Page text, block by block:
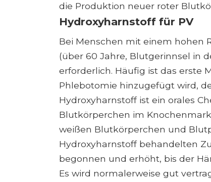
die Produktion neuer roter
Hydroxyharnstoff für PV
Bei Menschen mit einem hohen
(über 60 Jahre, Blutgerinnsel in
erforderlich. Häufig ist das erste
Phlebotomie hinzugefügt wird,
Hydroxyharnstoff ist ein orales
Blutkörperchen im
weißen Blutkörperchen und
Hydroxyharnstoff behandelten
begonnen und erhöht, bis der
Es wird normalerweise gut